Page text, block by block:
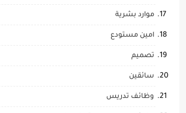
موارد بشرية
امين مستودع
تصميم
سائقين
وظائف تدريس